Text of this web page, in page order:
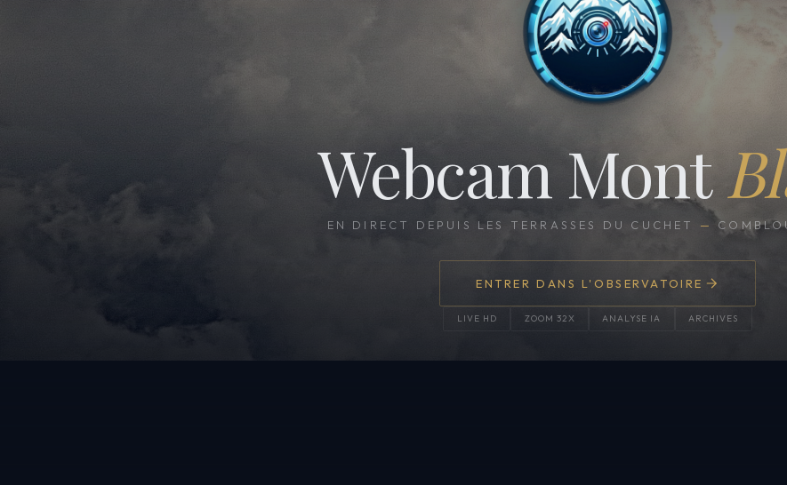
Webcam Mont
EN DIRECT DEPUIS LES TERRASSES DU CUCHET —
ENTRER DANS L'OBSERVATOIRE
LIVE HD ZOOM 32X ANALYSE IA ARCHIVES